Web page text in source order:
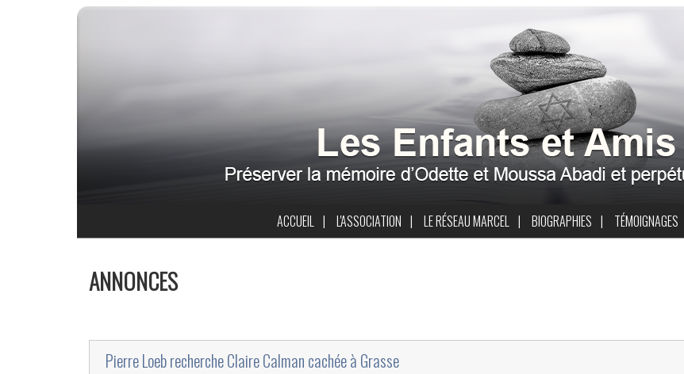
ACCUEIL | L'ASSOCIATION | LE RÉSEAU MARCEL | BIOGRAPHIES | TÉMOIGNAGES
ANNONCES
‎Pierre Loeb recherche Claire Calman cachée à Grasse